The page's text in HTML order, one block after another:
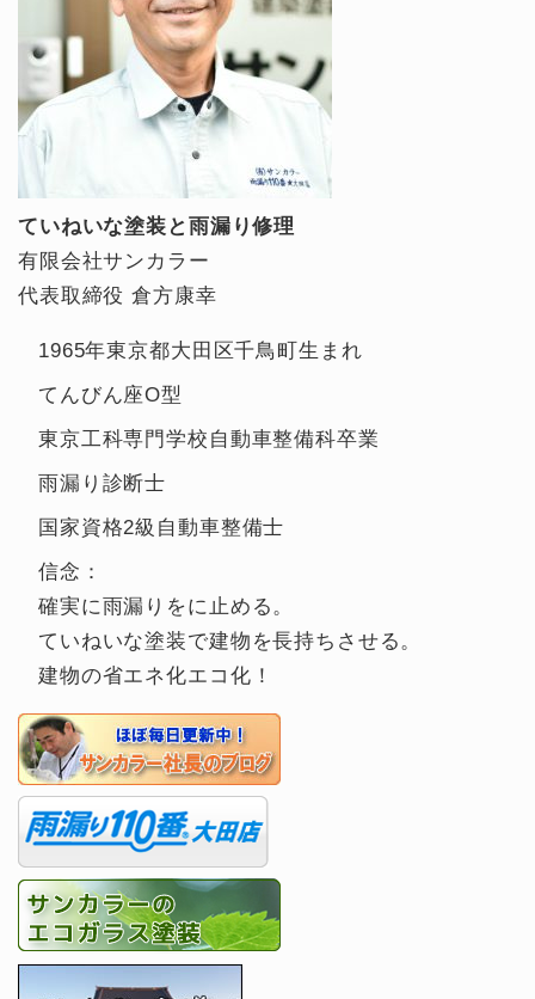
ていねいな塗装と雨漏り修理
有限会社サンカラー
代表取締役 倉方康幸
1965年東京都大田区千鳥町生まれ
てんびん座O型
東京工科専門学校自動車整備科卒業
雨漏り診断士
国家資格2級自動車整備士
信念：
確実に雨漏りをに止める。
ていねいな塗装で建物を長持ちさせる。
建物の省エネ化エコ化！